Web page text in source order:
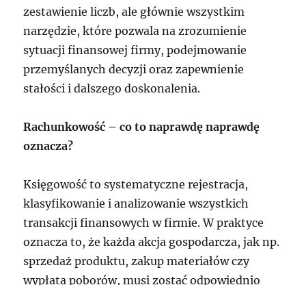
zestawienie liczb, ale głównie wszystkim
narzędzie, które pozwala na zrozumienie
sytuacji finansowej firmy, podejmowanie
przemyślanych decyzji oraz zapewnienie
stałości i dalszego doskonalenia.
Rachunkowość – co to naprawdę naprawdę
oznacza?
Księgowość to systematyczne rejestracja,
klasyfikowanie i analizowanie wszystkich
transakcji finansowych w firmie. W praktyce
oznacza to, że każda akcja gospodarcza, jak np.
sprzedaż produktu, zakup materiałów czy
wypłata poborów, musi zostać odpowiednio